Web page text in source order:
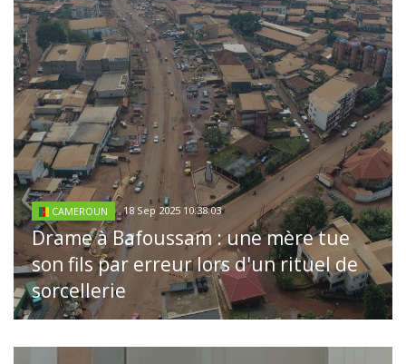
CAMEROUN 18 Sep 2025 10:38:03
Drame à Bafoussam : une mère tue
son fils par erreur lors d'un rituel de
sorcellerie